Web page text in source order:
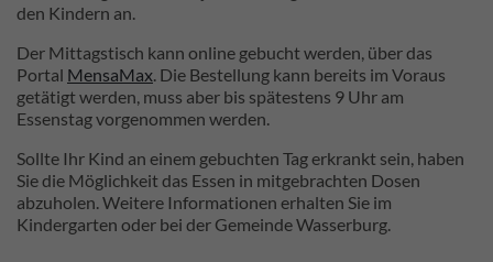
den Kindern an.
Der Mittagstisch kann online gebucht werden, über das
Portal MensaMax. Die Bestellung kann bereits im Voraus
getätigt werden, muss aber bis spätestens 9 Uhr am
Essenstag vorgenommen werden.
Sollte Ihr Kind an einem gebuchten Tag erkrankt sein, haben
Sie die Möglichkeit das Essen in mitgebrachten Dosen
abzuholen. Weitere Informationen erhalten Sie im
Kindergarten oder bei der Gemeinde Wasserburg.